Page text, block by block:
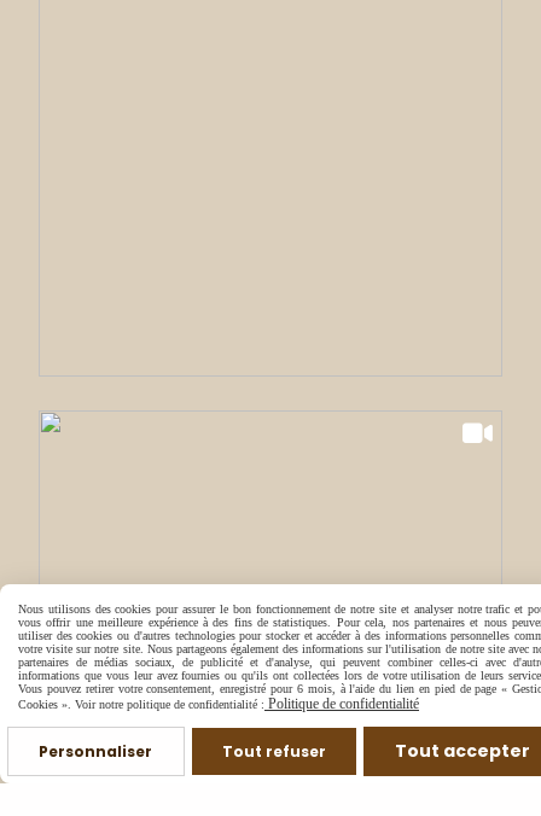
Nous utilisons des cookies pour assurer le bon fonctionnement de notre site et analyser notre trafic et
vous offrir une meilleure expérience à des fins de statistiques. Pour cela, nos partenaires et nous
utiliser des cookies ou d'autres technologies pour stocker et accéder à des informations personnelles
votre visite sur notre site. Nous partageons également des informations sur l'utilisation de notre site avec
partenaires de médias sociaux, de publicité et d'analyse, qui peuvent combiner celles-ci avec
informations que vous leur avez fournies ou qu'ils ont collectées lors de votre utilisation de leurs
Vous pouvez retirer votre consentement, enregistré pour 6 mois, à l'aide du lien en pied de page «
Cookies ». Voir notre politique de confidentialité : Politique de confidentialité
Personnaliser Tout refuser Tout accepter